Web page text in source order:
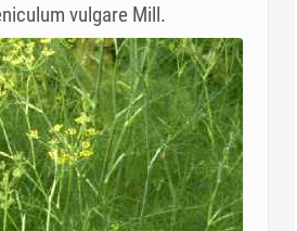
vulgare Mill.